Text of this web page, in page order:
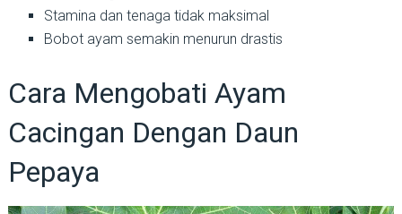
Stamina dan tenaga tidak maksimal
Bobot ayam semakin menurun drastis
Cara Mengobati Ayam
Cacingan Dengan Daun
Pepaya